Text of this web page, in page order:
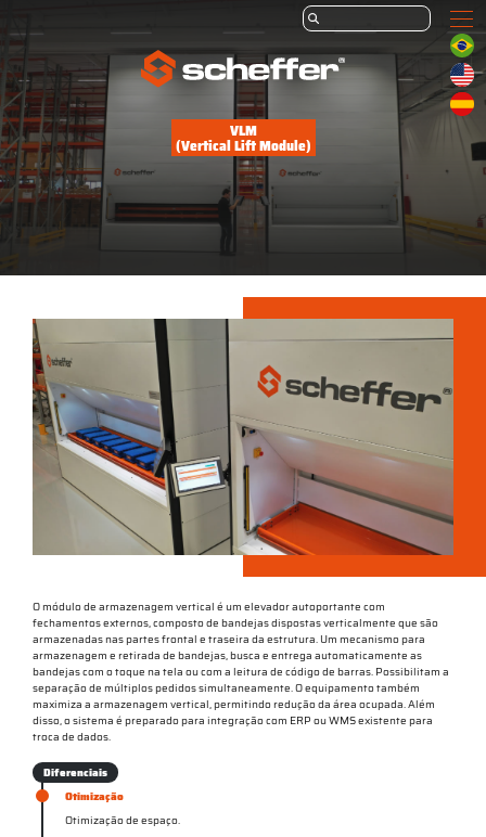
VLM
(Vertical Lift Module)
O módulo de armazenagem vertical é um elevador autoportante com
fechamentos externos, composto de bandejas dispostas verticalmente que são
armazenadas nas partes frontal e traseira da estrutura. Um mecanismo para
armazenagem e retirada de bandejas, busca e entrega automaticamente as
bandejas com o toque na tela ou com a leitura de código de barras. Possibilitam a
separação de múltiplos pedidos simultaneamente. O equipamento também
maximiza a armazenagem vertical, permitindo redução da área ocupada. Além
disso, o sistema é preparado para integração com ERP ou WMS existente para
troca de dados.
Diferenciais
Otimização
Otimização de espaço.